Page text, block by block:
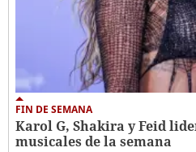
FIN DE SEMANA
Karol G, Shakira y Feid
musicales de la semana